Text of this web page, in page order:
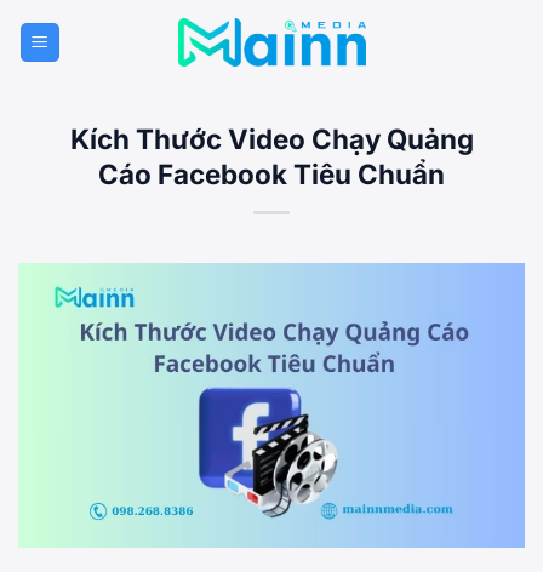
qua
Kích Thước Video Chạy Quảng
Cáo Facebook Tiêu Chuẩn